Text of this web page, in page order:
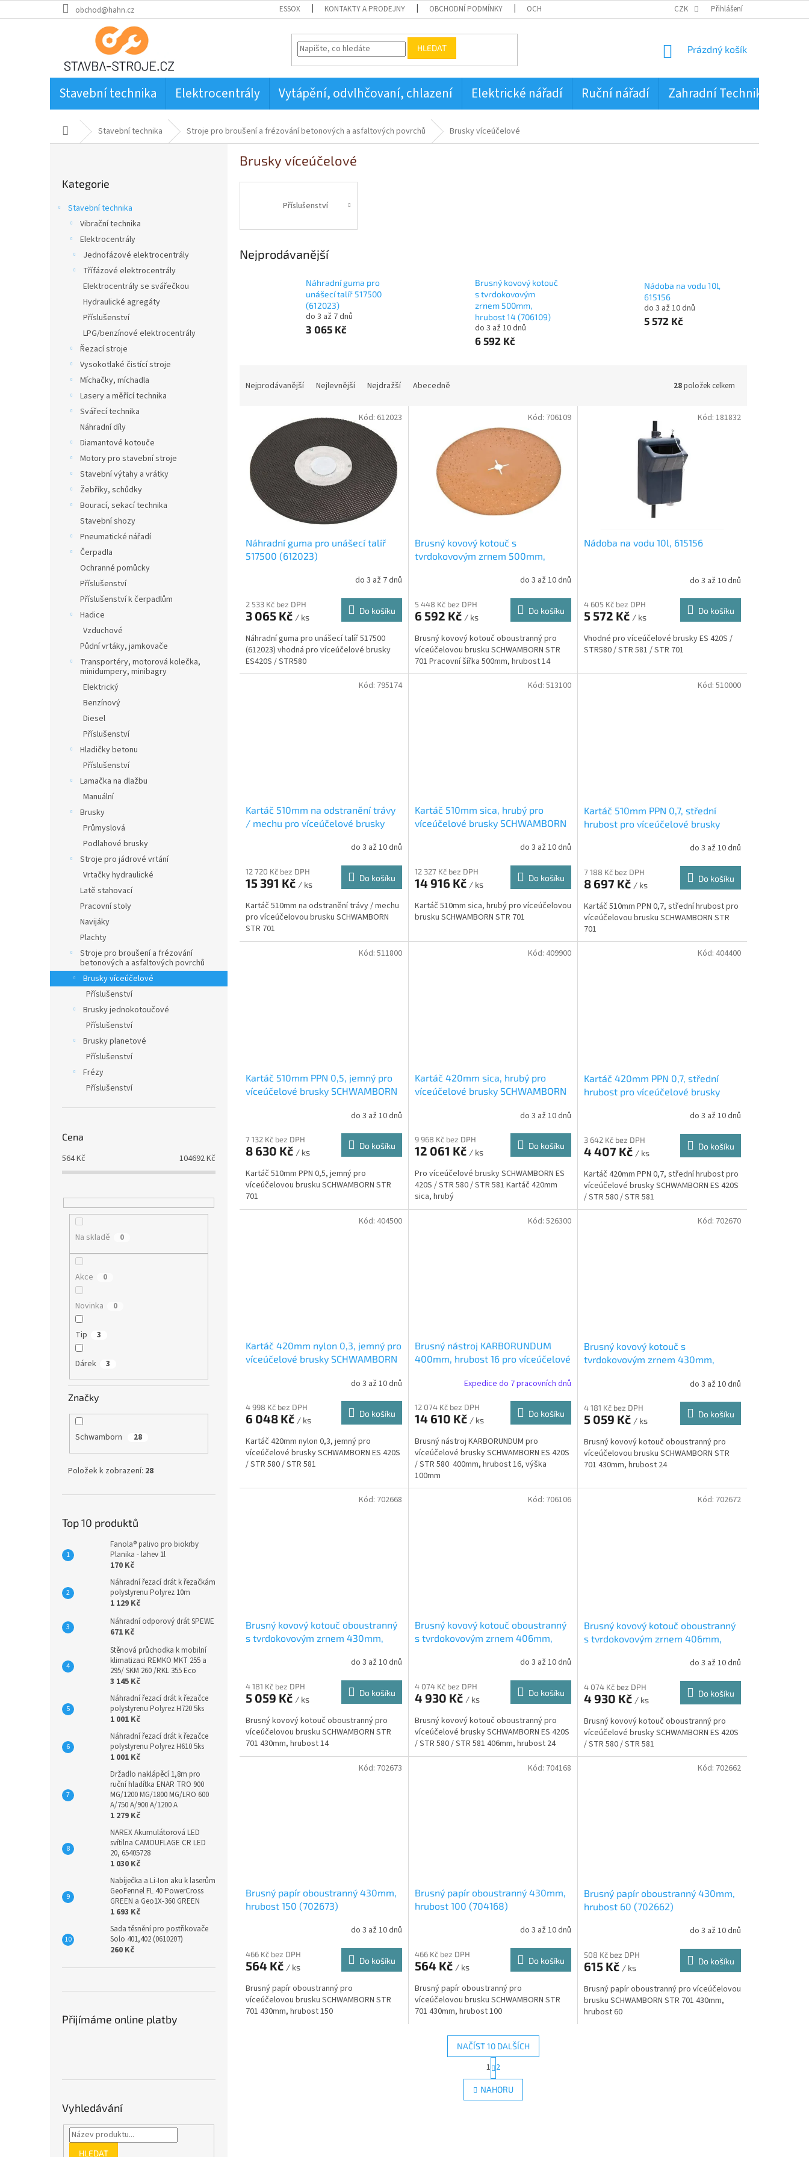
na
obchod@hahn.cz ESSOX KONTAKTY A PRODEJNY OBCHODNÍ PODMÍNKY OCHRANA OSOBNÍCH ÚDAJŮ CZK Přihlášení
HLEDAT
NÁKUPNÍ
Prázdný košík
Stavební technika Elektrocentrály Vytápění, odvlhčovaní, chlazení Elektrické nářadí Ruční nářadí Zahradní Technika
Domů Stavební technika Stroje pro broušení a frézování betonových a asfaltových povrchů Brusky víceúčelové
kategorie
Kategorie
Stavební technika
Vibrační technika
Elektrocentrály
Jednofázové elektrocentrály
Třífázové elektrocentrály
Elektrocentrály se svářečkou
Hydraulické agregáty
Příslušenství
LPG/benzínové elektrocentrály
Řezací stroje
Vysokotlaké čistící stroje
Míchačky, míchadla
Lasery a měřící technika
Svářecí technika
Náhradní díly
Diamantové kotouče
Motory pro stavební stroje
Stavební výtahy a vrátky
Žebříky, schůdky
Bourací, sekací technika
Stavební shozy
Pneumatické nářadí
Čerpadla
Ochranné pomůcky
Příslušenství
Příslušenství k čerpadlům
Hadice
Vzduchové
Půdní vrtáky, jamkovače
Transportéry, motorová kolečka,
minidumpery, minibagry
Elektrický
Benzínový
Diesel
Příslušenství
Hladičky betonu
Příslušenství
Lamačka na dlažbu
Manuální
Brusky
Průmyslová
Podlahové brusky
Stroje pro jádrové vrtání
Vrtačky hydraulické
Latě stahovací
Pracovní stoly
Navijáky
Plachty
Stroje pro broušení a frézování
betonových a asfaltových povrchů
Brusky víceúčelové
Příslušenství
Brusky jednokotoučové
Příslušenství
Brusky planetové
Příslušenství
Frézy
Příslušenství
Cena
564Kč 104692Kč
Na skladě 0
Akce 0
Novinka 0
Tip 3
Dárek 3
Značky
Schwamborn 28
Položek k zobrazení: 28
Top 10 produktů
Fanola® palivo pro biokrby
Planika - lahev 1l
170 Kč
Náhradní řezací drát k řezačkám
polystyrenu Polyrez 10m
1 129 Kč
Náhradní odporový drát SPEWE
671 Kč
Stěnová průchodka k mobilní
klimatizaci REMKO MKT 255 a
295/ SKM 260 /RKL 355 Eco
3 145 Kč
Náhradní řezací drát k řezačce
polystyrenu Polyrez H720 5ks
1 001 Kč
Náhradní řezací drát k řezačce
polystyrenu Polyrez H610 5ks
1 001 Kč
Držadlo naklápěcí 1,8m pro
ruční hladítka ENAR TRO 900
MG/1200 MG/1800 MG/LRO 600
A/750 A/900 A/1200 A
1 279 Kč
NAREX Akumulátorová LED
svítilna CAMOUFLAGE CR LED
20, 65405728
1 030 Kč
Nabíječka a Li-Ion aku k laserům
GeoFennel FL 40 PowerCross
GREEN a Geo1X-360 GREEN
1 693 Kč
Sada těsnění pro postřikovače
Solo 401,402 (0610207)
260 Kč
Přijímáme online platby
Vyhledávání
HLEDAT
Brusky víceúčelové
Příslušenství
Nejprodávanější
Náhradní guma pro
unášecí talíř 517500
(612023)
do 3 až 7 dnů
3 065 Kč
Brusný kovový kotouč
s tvrdokovovým
zrnem 500mm,
hrubost 14 (706109)
do 3 až 10 dnů
6 592 Kč
Nádoba na vodu 10l,
615156
do 3 až 10 dnů
5 572 Kč
Nejprodávanější Nejlevnější Nejdražší Abecedně 28položek celkem
Náhradní guma pro unášecí talíř
517500 (612023)
do 3 až 7 dnů
2 533 Kč bez DPH
3 065 Kč / ks
Do košíku
Náhradní guma pro unášecí talíř 517500
(612023) vhodná pro víceúčelové brusky
ES420S / STR580
Kód: 612023
Brusný kovový kotouč s
tvrdokovovým zrnem 500mm,
do 3 až 10 dnů
5 448 Kč bez DPH
6 592 Kč / ks
Do košíku
Brusný kovový kotouč oboustranný pro
víceúčelovou brusku SCHWAMBORN STR
701 Pracovní šířka 500mm, hrubost 14
Kód: 706109
Nádoba na vodu 10l, 615156
do 3 až 10 dnů
4 605 Kč bez DPH
5 572 Kč / ks
Do košíku
Vhodné pro víceúčelové brusky ES 420S /
STR580 / STR 581 / STR 701
Kód: 181832
Kartáč 510mm na odstranění trávy
/ mechu pro víceúčelové brusky
do 3 až 10 dnů
12 720 Kč bez DPH
15 391 Kč / ks
Do košíku
Kartáč 510mm na odstranění trávy / mechu
pro víceúčelovou brusku SCHWAMBORN
STR 701
Kód: 795174
Kartáč 510mm sica, hrubý pro
víceúčelové brusky SCHWAMBORN
do 3 až 10 dnů
12 327 Kč bez DPH
14 916 Kč / ks
Do košíku
Kartáč 510mm sica, hrubý pro víceúčelovou
brusku SCHWAMBORN STR 701
Kód: 513100
Kartáč 510mm PPN 0,7, střední
hrubost pro víceúčelové brusky
do 3 až 10 dnů
7 188 Kč bez DPH
8 697 Kč / ks
Do košíku
Kartáč 510mm PPN 0,7, střední hrubost pro
víceúčelovou brusku SCHWAMBORN STR
701
Kód: 510000
Kartáč 510mm PPN 0,5, jemný pro
víceúčelové brusky SCHWAMBORN
do 3 až 10 dnů
7 132 Kč bez DPH
8 630 Kč / ks
Do košíku
Kartáč 510mm PPN 0,5, jemný pro
víceúčelovou brusku SCHWAMBORN STR
701
Kód: 511800
Kartáč 420mm sica, hrubý pro
víceúčelové brusky SCHWAMBORN
do 3 až 10 dnů
9 968 Kč bez DPH
12 061 Kč / ks
Do košíku
Pro víceúčelové brusky SCHWAMBORN ES
420S / STR 580 / STR 581 Kartáč 420mm
sica, hrubý
Kód: 409900
Kartáč 420mm PPN 0,7, střední
hrubost pro víceúčelové brusky
do 3 až 10 dnů
3 642 Kč bez DPH
4 407 Kč / ks
Do košíku
Kartáč 420mm PPN 0,7, střední hrubost pro
víceúčelové brusky SCHWAMBORN ES 420S
/ STR 580 / STR 581
Kód: 404400
Kartáč 420mm nylon 0,3, jemný pro
víceúčelové brusky SCHWAMBORN
do 3 až 10 dnů
4 998 Kč bez DPH
6 048 Kč / ks
Do košíku
Kartáč 420mm nylon 0,3, jemný pro
víceúčelové brusky SCHWAMBORN ES 420S
/ STR 580 / STR 581
Kód: 404500
Brusný nástroj KARBORUNDUM
400mm, hrubost 16 pro víceúčelové
STR 580 (526300)Expedice do 7 pracovních dnů
12 074 Kč bez DPH
14 610 Kč / ks
Do košíku
Brusný nástroj KARBORUNDUM pro
víceúčelové brusky SCHWAMBORN ES 420S
/ STR 580 400mm, hrubost 16, výška
100mm
Kód: 526300
Brusný kovový kotouč s
tvrdokovovým zrnem 430mm,
do 3 až 10 dnů
4 181 Kč bez DPH
5 059 Kč / ks
Do košíku
Brusný kovový kotouč oboustranný pro
víceúčelovou brusku SCHWAMBORN STR
701 430mm, hrubost 24
Kód: 702670
Brusný kovový kotouč oboustranný
s tvrdokovovým zrnem 430mm,
do 3 až 10 dnů
4 181 Kč bez DPH
5 059 Kč / ks
Do košíku
Brusný kovový kotouč oboustranný pro
víceúčelovou brusku SCHWAMBORN STR
701 430mm, hrubost 14
Kód: 702668
Brusný kovový kotouč oboustranný
s tvrdokovovým zrnem 406mm,
do 3 až 10 dnů
4 074 Kč bez DPH
4 930 Kč / ks
Do košíku
Brusný kovový kotouč oboustranný pro
víceúčelové brusky SCHWAMBORN ES 420S
/ STR 580 / STR 581 406mm, hrubost 24
Kód: 706106
Brusný kovový kotouč oboustranný
s tvrdokovovým zrnem 406mm,
do 3 až 10 dnů
4 074 Kč bez DPH
4 930 Kč / ks
Do košíku
Brusný kovový kotouč oboustranný pro
víceúčelové brusky SCHWAMBORN ES 420S
/ STR 580 / STR 581
Kód: 702672
Brusný papír oboustranný 430mm,
hrubost 150 (702673)
do 3 až 10 dnů
466 Kč bez DPH
564 Kč / ks
Do košíku
Brusný papír oboustranný pro
víceúčelovou brusku SCHWAMBORN STR
701 430mm, hrubost 150
Kód: 702673
Brusný papír oboustranný 430mm,
hrubost 100 (704168)
do 3 až 10 dnů
466 Kč bez DPH
564 Kč / ks
Do košíku
Brusný papír oboustranný pro
víceúčelovou brusku SCHWAMBORN STR
701 430mm, hrubost 100
Kód: 704168
Brusný papír oboustranný 430mm,
hrubost 60 (702662)
do 3 až 10 dnů
508 Kč bez DPH
615 Kč / ks
Do košíku
Brusný papír oboustranný pro víceúčelovou
brusku SCHWAMBORN STR 701 430mm,
hrubost 60
Kód: 702662
O
v
l
NAČÍST 10 DALŠÍCH
S
t
r
á
n
1 2
NAHORU